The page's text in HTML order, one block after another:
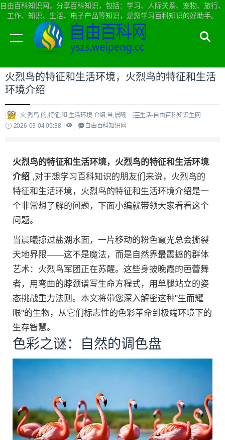
自由百科知识网，分享百科知识，包括：学习、人际关系、宠物、旅行、
工作、知识、生活、电子产品等知识，是您学习百科知识的好助手。
当前位置：自由百科知识网首页>生活
火烈鸟的特征和生活环境，火烈鸟的特征和生活
环境介绍
火,烈鸟,的,特征,和,生活环境,介绍,当,晨曦,
生活-自由百科知识生网
2026-03-04 09:38
自由百科知识网
火烈鸟的特征和生活环境，火烈鸟的特征和生活环境
介绍 ,对于想学习百科知识的朋友们来说，火烈鸟的
特征和生活环境，火烈鸟的特征和生活环境介绍是一
个非常想了解的问题，下面小编就带领大家看看这个
问题。
当晨曦掠过盐湖水面，一片移动的粉色霞光总会撕裂
天地界限——这不是魔法，而是自然界最震撼的群体
艺术：火烈鸟军团正在苏醒。这些身披晚霞的芭蕾舞
者，用弯曲的脖颈谱写生命方程式，用单腿站立的姿
态挑战重力法则。本文将带您深入解密这种"生而耀
眼"的生物，从它们标志性的色彩革命到极端环境下的
生存智慧。
色彩之谜：自然的调色盘